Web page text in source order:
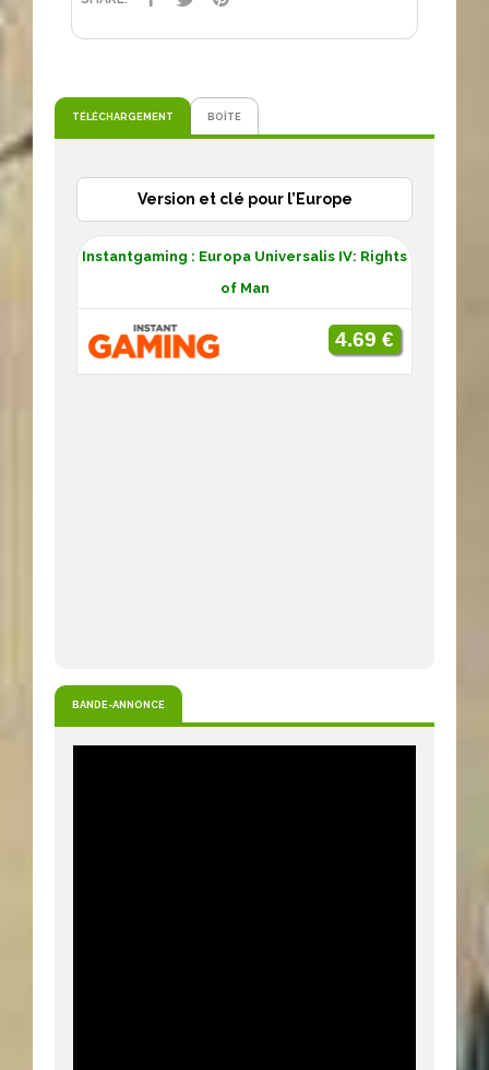
TÉLÉCHARGEMENT BOÎTE
Version et clé pour l’Europe
Instantgaming : Europa Universalis IV: Rights
of Man
4.69 €
BANDE-ANNONCE